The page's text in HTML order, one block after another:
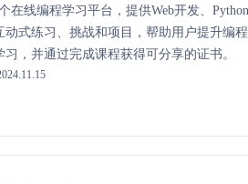
在线编程学习平台，提供Web开发、
动式练习、挑战和项目，帮助用户提升编
习，并通过完成课程获得可分享的证书。